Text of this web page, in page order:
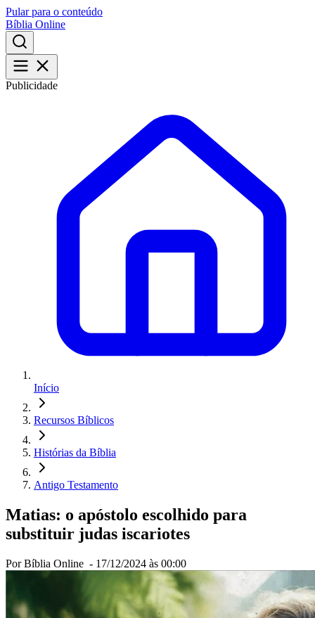
Pular para o conteúdo
Bíblia Online
Publicidade
Início
Recursos Bíblicos
Histórias da Bíblia
Antigo Testamento
Matias: o apóstolo escolhido para
substituir judas iscariotes
Por Bíblia Online - 17/12/2024 às 00:00